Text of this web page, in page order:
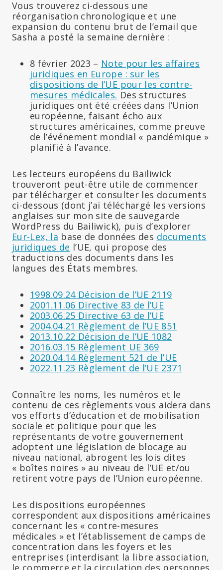
Vous trouverez ci-dessous une
réorganisation chronologique et une
expansion du contenu brut de l’email que
Sasha a posté la semaine dernière :
8 février 2023 – Note pour les affaires
juridiques en Europe : sur les
dispositions de l’UE pour les contre-
mesures médicales. Des structures
juridiques ont été créées dans l’Union
européenne, faisant écho aux
structures américaines, comme preuve
de l’événement mondial « pandémique »
planifié à l’avance.
Les lecteurs européens du Bailiwick
trouveront peut-être utile de commencer
par télécharger et consulter les documents
ci-dessous (dont j’ai téléchargé les versions
anglaises sur mon site de sauvegarde
WordPress du Bailiwick), puis d’explorer
Eur-Lex, la base de données des documents
juridiques de l’UE, qui propose des
traductions des documents dans les
langues des États membres.
1998.09.24 Décision de l’UE 2119
2001.11.06 Directive 83 de l’UE
2003.06.25 Directive 63 de l’UE
2004.04.21 Règlement de l’UE 851
2013.10.22 Décision de l’UE 1082
2016.03.15 Règlement UE 369
2020.04.14 Règlement 521 de l’UE
2022.11.23 Règlement de l’UE 2371
Connaître les noms, les numéros et le
contenu de ces règlements vous aidera dans
vos efforts d’éducation et de mobilisation
sociale et politique pour que les
représentants de votre gouvernement
adoptent une législation de blocage au
niveau national, abrogent les lois dites
« boîtes noires » au niveau de l’UE et/ou
retirent votre pays de l’Union européenne.
Les dispositions européennes
correspondent aux dispositions américaines
concernant les « contre-mesures
médicales » et l’établissement de camps de
concentration dans les foyers et les
entreprises (interdisant la libre association,
le commerce et la circulation des personnes